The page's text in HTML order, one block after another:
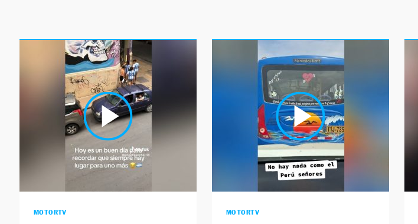
MOTORTV MOTORTV